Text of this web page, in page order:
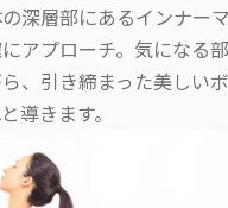
深層部にあるインナー
アプローチ。気になる
、引き締まった美しい
導きます。